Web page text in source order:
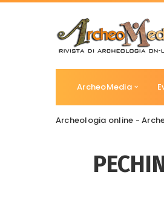
ArcheoMedia
Archeologia online -